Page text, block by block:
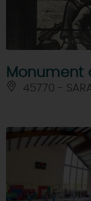
Monument
45770 -